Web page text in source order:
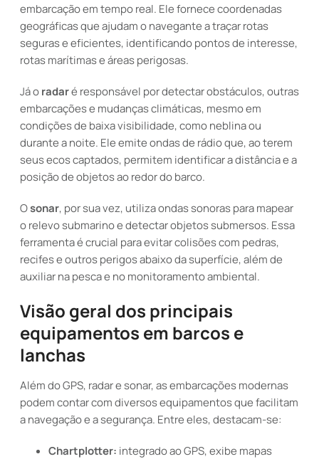
embarcação em tempo real. Ele fornece coordenadas
geográficas que ajudam o navegante a traçar rotas
seguras e eficientes, identificando pontos de interesse,
rotas marítimas e áreas perigosas.
Já oradaré responsável por detectar obstáculos, outras
embarcações e mudanças climáticas, mesmo em
condições de baixa visibilidade, como neblina ou
durante a noite. Ele emite ondas de rádio que, ao terem
seus ecos captados, permitem identificar a distância e a
posição de objetos ao redor do barco.
Osonar, por sua vez, utiliza ondas sonoras para mapear
o relevo submarino e detectar objetos submersos. Essa
ferramenta é crucial para evitar colisões com pedras,
recifes e outros perigos abaixo da superfície, além de
auxiliar na pesca e no monitoramento ambiental.
Visão geral dos principais
equipamentos em barcos e
lanchas
Além do GPS, radar e sonar, as embarcações modernas
podem contar com diversos equipamentos que facilitam
a navegação e a segurança. Entre eles, destacam-se:
Chartplotter: integrado ao GPS, exibe mapas